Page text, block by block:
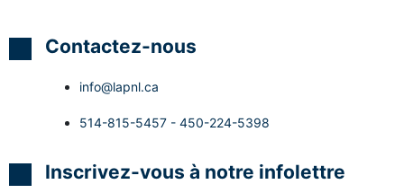
Contactez-nous
info@lapnl.ca
514-815-5457 - 450-224-5398
Inscrivez-vous à notre infolettre